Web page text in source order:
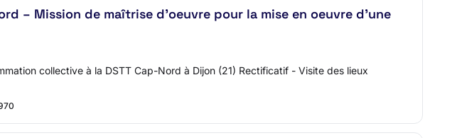
– Mission de maîtrise d’oeuvre pour la mise en oeuvre d’une
collective à la DSTT Cap-Nord à Dijon (21) Rectificatif - Visite des lieux